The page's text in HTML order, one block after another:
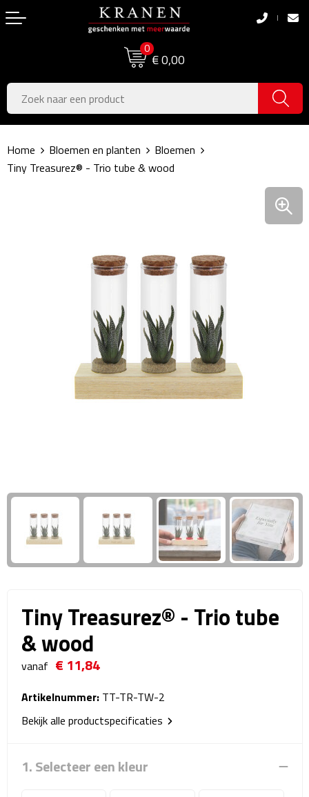
0
€ 0,00
Boodschappentassen
Boodschappentassen
Jute tassen
Katoenen draagtassen
Schoudertassen
Business trolleys
Documententassen
Kledingtassen
Reistassen & Trolleys
Reistassen
Trolleys
Reistassensets
Weekendtassen
Duffeltassen
Autotassen
Toilettassen
Pasen
Koningsdag
Zomer
Kerstpakketten
Wellness Giftsets
Home Bloemen en planten
Bloemen
Tiny Treasurez® - Trio tube & wood
Tiny Treasurez® - Trio tube
& wood
vanaf € 11,84
Artikelnummer: TT-TR-TW-2
Bekijk alle productspecificaties
1. Selecteer een kleur